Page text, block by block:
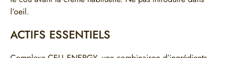
l’oeil.
ACTIFS ESSENTIELS